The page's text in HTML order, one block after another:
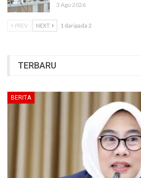
3 Agu 2026
PREV NEXT 1 daripada 2
TERBARU
BERITA